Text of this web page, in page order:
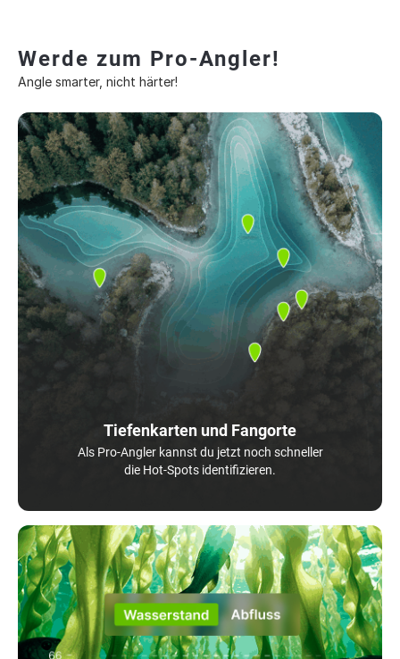
Werde zum Pro-Angler!
Angle smarter, nicht härter!
Tiefenkarten und Fangorte
Als Pro-Angler kannst du jetzt noch schneller
die Hot-Spots identifizieren.